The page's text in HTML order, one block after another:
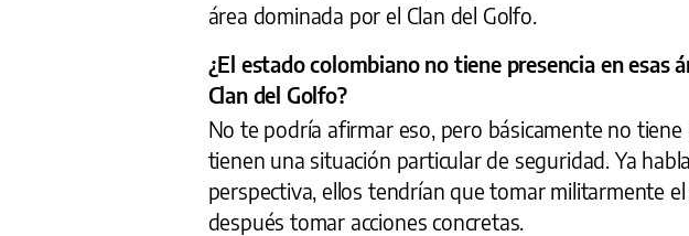
área dominada por el Clan del Golfo.
¿El estado colombiano no tiene presencia en esas
Clan del Golfo?
No te podría afirmar eso, pero básicamente no
tienen una situación particular de seguridad. Ya
perspectiva, ellos tendrían que tomar militarmente
después tomar acciones concretas.